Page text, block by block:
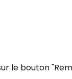
le bouton